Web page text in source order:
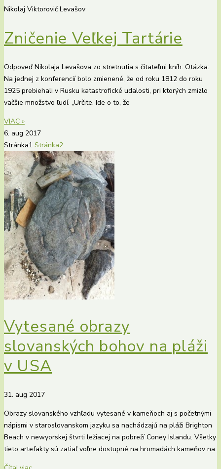
Nikolaj Viktorovič Levašov
Zničenie Veľkej Tartárie
Odpoveď Nikolaja Levašova zo stretnutia s čitateľmi kníh: Otázka:
Na jednej z konferencií bolo zmienené, že od roku 1812 do roku
1925 prebiehali v Rusku katastrofické udalosti, pri ktorých zmizlo
väčšie množstvo ľudí. „Určite. Ide o to, že
VIAC »
6. aug 2017
Stránka1 Stránka2
Vytesané obrazy
slovanských bohov na pláži
v USA
31. aug 2017
Obrazy slovanského vzhľadu vytesané v kameňoch aj s početnými
nápismi v staroslovanskom jazyku sa nachádzajú na pláži Brighton
Beach v newyorskej štvrti ležiacej na pobreží Coney Islandu. Všetky
tieto artefakty sú zatiaľ voľne dostupné na hromadách kameňov na